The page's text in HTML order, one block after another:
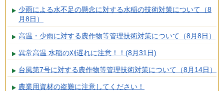
少雨による水不足の懸念に対する水稲の技術対策について（8
月8日）
高温・少雨に対する農作物等管理技術対策について（8月8日）
異常高温 水稲の刈遅れに注意！！(8月31日)
台風第7号に対する農作物等管理技術対策について（8月14日）
農業用資材の盗難に注意してください！